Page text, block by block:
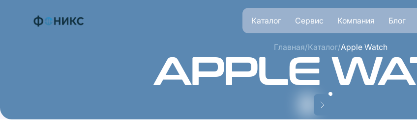
Каталог Сервис Компания Блог
Главная/Каталог/Apple Watch
APPLE